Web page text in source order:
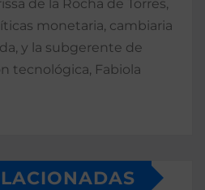
de la Rocha de Torres,
monetaria, cambiaria
y la subgerente de
tecnológica, Fabiola